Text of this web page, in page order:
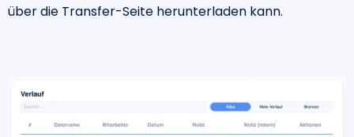
über die Transfer-Seite herunterladen kann.